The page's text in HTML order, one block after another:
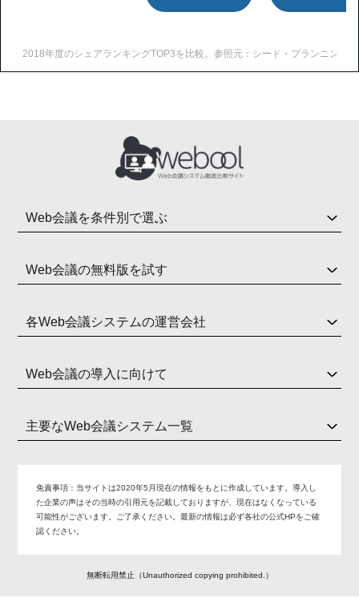
2018年度のシェアランキングTOP3を比較。参照元：シード・プランニン
Web会議を条件別で選ぶ
Web会議の無料版を試す
各Web会議システムの運営会社
Web会議の導入に向けて
主要なWeb会議システム一覧
免責事項： 当サイトは2020年5月現在の情報をもとに作成しています。導入し
た企業の声はその当時の引用元を記載しておりますが、現在はなくなっている
可能性がございます。ご了承ください。最新の情報は必ず各社の公式HPをご確
認ください。
無断転用禁止（Unauthorized copying prohibited.）